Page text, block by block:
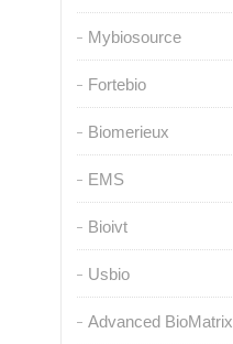
Mybiosource
Fortebio
Biomerieux
EMS
Bioivt
Usbio
Advanced BioMatrix